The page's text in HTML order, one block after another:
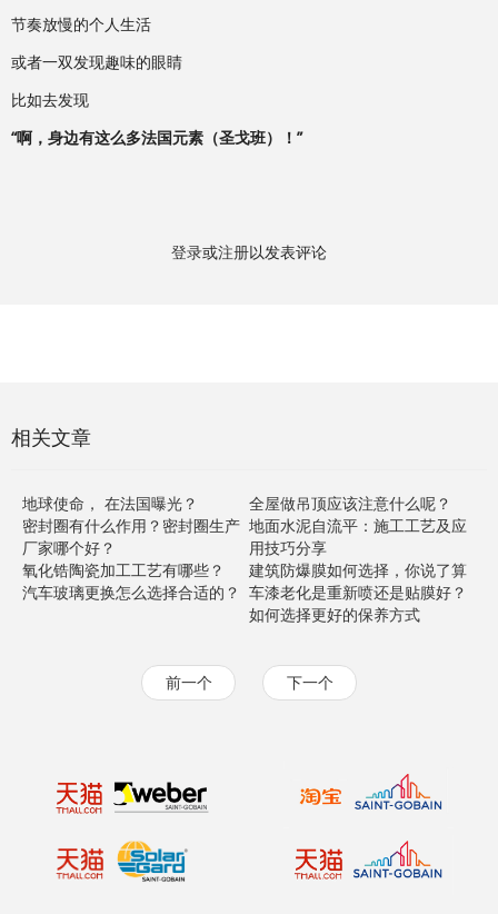
节奏放慢的个人生活
或者一双发现趣味的眼睛
比如去发现
“啊，身边有这么多法国元素（圣戈班）！”
登录或注册以发表评论
相关文章
地球使命， 在法国曝光？
密封圈有什么作用？密封圈生产
厂家哪个好？
氧化锆陶瓷加工工艺有哪些？
汽车玻璃更换怎么选择合适的？
全屋做吊顶应该注意什么呢？
地面水泥自流平：施工工艺及应
用技巧分享
建筑防爆膜如何选择，你说了算
车漆老化是重新喷还是贴膜好？
如何选择更好的保养方式
前一个 下一个